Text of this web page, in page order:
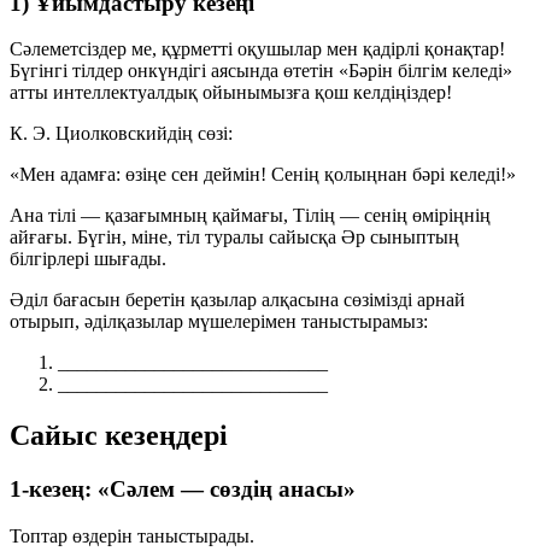
Сәлеметсіздер ме, құрметті оқушылар мен қадірлі қонақтар!
Бүгінгі тілдер онкүндігі аясында өтетін «Бәрін білгім келеді»
атты интеллектуалдық ойынымызға қош келдіңіздер!
К. Э. Циолковскийдің сөзі:
«Мен адамға: өзіңе сен деймін! Сенің қолыңнан бәрі келеді!»
Ана тілі — қазағымның қаймағы, Тілің — сенің өміріңнің
айғағы. Бүгін, міне, тіл туралы сайысқа Әр сыныптың
білгірлері шығады.
Әділ бағасын беретін қазылар алқасына сөзімізді арнай
отырып, әділқазылар мүшелерімен таныстырамыз:
Сайыс кезеңдері
1-кезең: «Сәлем — сөздің анасы»
Топтар өздерін таныстырады.